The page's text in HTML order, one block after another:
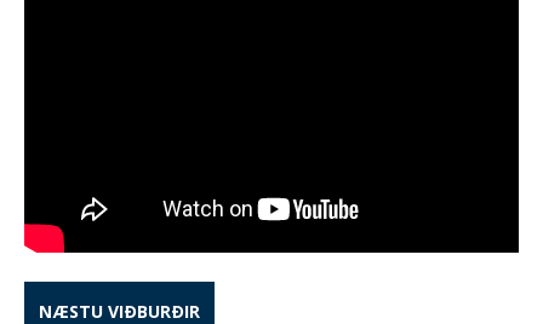
NÆSTU VIÐBURÐIR